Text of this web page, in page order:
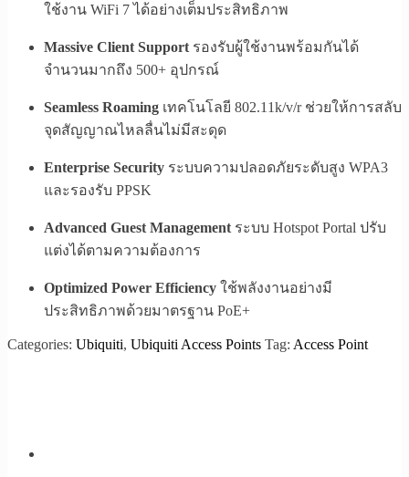
ใช้งาน WiFi 7 ได้อย่างเต็มประสิทธิภาพ
Massive Client Support รองรับผู้ใช้งานพร้อมกันได้
จำนวนมากถึง 500+ อุปกรณ์
Seamless Roaming เทคโนโลยี 802.11k/v/r ช่วยให้การสลับ
จุดสัญญาณไหลลื่นไม่มีสะดุด
Enterprise Security ระบบความปลอดภัยระดับสูง WPA3
และรองรับ PPSK
Advanced Guest Management ระบบ Hotspot Portal ปรับ
แต่งได้ตามความต้องการ
Optimized Power Efficiency ใช้พลังงานอย่างมี
ประสิทธิภาพด้วยมาตรฐาน PoE+
Categories: Ubiquiti, Ubiquiti Access Points Tag: Access Point